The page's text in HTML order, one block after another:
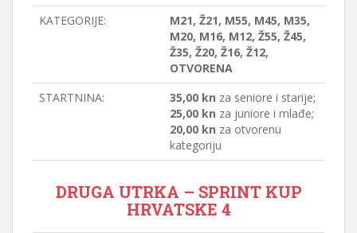
KATEGORIJE:
M21, Ž21, M55, M45, M35,
M20, M16, M12, Ž55, Ž45,
Ž35, Ž20, Ž16, Ž12,
OTVORENA
STARTNINA:
35,00 kn za seniore i starije;
25,00 kn za juniore i mlađe;
20,00 kn za otvorenu
kategoriju
DRUGA UTRKA – SPRINT KUP
HRVATSKE 4